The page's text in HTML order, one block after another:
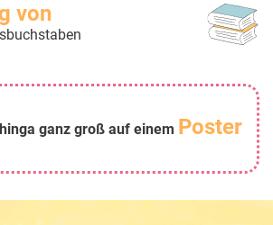
von
ganz groß auf einem Poster